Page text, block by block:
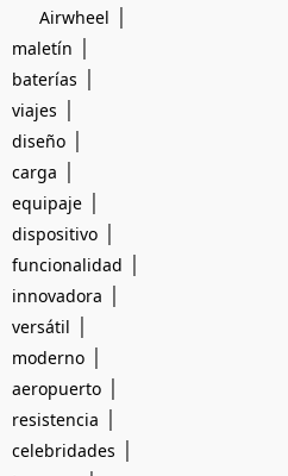
Airwheel |
maletín |
baterías |
viajes |
diseño |
carga |
equipaje |
dispositivo |
funcionalidad |
innovadora |
versátil |
moderno |
aeropuerto |
resistencia |
celebridades |